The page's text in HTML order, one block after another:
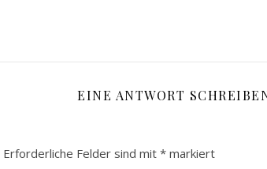
EINE ANTWORT
Erforderliche Felder sind mit * markiert